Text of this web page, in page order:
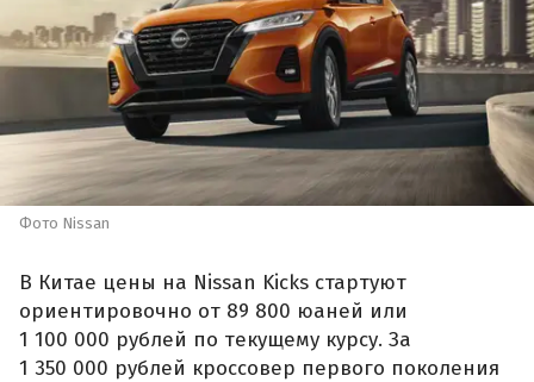
Фото Nissan
В Китае цены на Nissan Kicks стартуют
ориентировочно от 89 800 юаней или
1 100 000 рублей по текущему курсу. За
1 350 000 рублей кроссовер первого поколения